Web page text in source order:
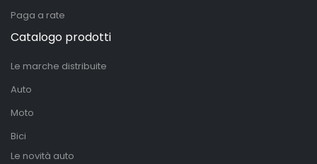
Paga a rate
Catalogo prodotti
Le marche distribuite
Auto
Moto
Bici
Le novità auto